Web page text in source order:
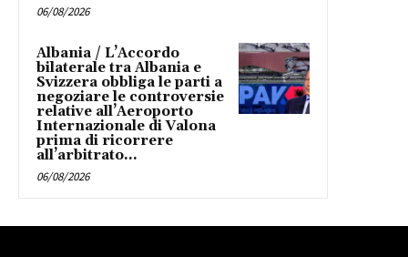
06/08/2026
Albania / L’Accordo
bilaterale tra Albania e
Svizzera obbliga le parti a
negoziare le controversie
relative all’Aeroporto
Internazionale di Valona
prima di ricorrere
all’arbitrato...
06/08/2026